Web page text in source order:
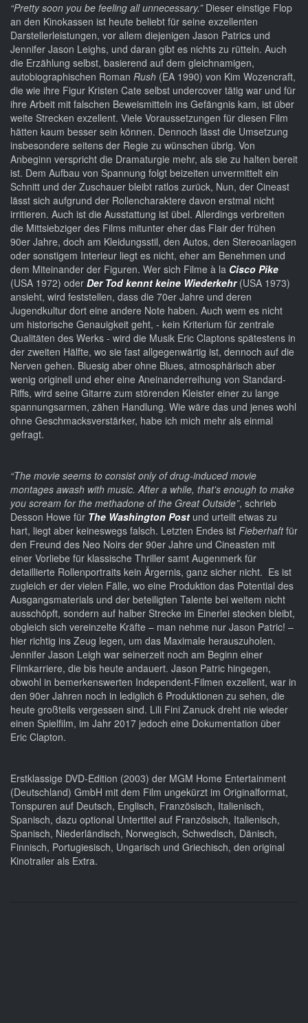
“Pretty soon you be feeling all unnecessary.” Dieser einstige Flop
an den Kinokassen ist heute beliebt für seine exzellenten
Darstellerleistungen, vor allem diejenigen Jason Patrics und
Jennifer Jason Leighs, und daran gibt es nichts zu rütteln. Auch
die Erzählung selbst, basierend auf dem gleichnamigen,
autobiographischen Roman Rush (EA 1990) von Kim Wozencraft,
die wie ihre Figur Kristen Cate selbst undercover tätig war und für
ihre Arbeit mit falschen Beweismitteln ins Gefängnis kam, ist über
weite Strecken exzellent. Viele Voraussetzungen für diesen Film
hätten kaum besser sein können. Dennoch lässt die Umsetzung
insbesondere seitens der Regie zu wünschen übrig. Von
Anbeginn verspricht die Dramaturgie mehr, als sie zu halten bereit
ist. Dem Aufbau von Spannung folgt beizeiten unvermittelt ein
Schnitt und der Zuschauer bleibt ratlos zurück, Nun, der Cineast
lässt sich aufgrund der Rollencharaktere davon erstmal nicht
irritieren. Auch ist die Ausstattung ist übel. Allerdings verbreiten
die Mittsiebziger des Films mitunter eher das Flair der frühen
90er Jahre, doch am Kleidungsstil, den Autos, den Stereoanlagen
oder sonstigem Interieur liegt es nicht, eher am Benehmen und
dem Miteinander der Figuren. Wer sich Filme à la Cisco Pike
(USA 1972) oder Der Tod kennt keine Wiederkehr(USA 1973)
ansieht, wird feststellen, dass die 70er Jahre und deren
Jugendkultur dort eine andere Note haben. Auch wem es nicht
um historische Genauigkeit geht, - kein Kriterium für zentrale
Qualitäten des Werks - wird die Musik Eric Claptons spätestens in
der zweiten Hälfte, wo sie fast allgegenwärtig ist, dennoch auf die
Nerven gehen. Bluesig aber ohne Blues, atmosphärisch aber
wenig originell und eher eine Aneinanderreihung von Standard-
Riffs, wird seine Gitarre zum störenden Kleister einer zu lange
spannungsarmen, zähen Handlung. Wie wäre das und jenes wohl
ohne Geschmacksverstärker, habe ich mich mehr als einmal
gefragt.
“The movie seems to consist only of drug-induced movie
montages awash with music. After a while, that's enough to make
you scream for the methadone of the Great Outside”, schrieb
Desson Howe für The Washington Post und urteilt etwas zu
hart, liegt aber keineswegs falsch. Letzten Endes ist Fieberhaftfür
den Freund des Neo Noirs der 90er Jahre und Cineasten mit
einer Vorliebe für klassische Thriller samt Augenmerk für
detaillierte Rollenportraits kein Ärgernis, ganz sicher nicht. Es ist
zugleich er der vielen Fälle, wo eine Produktion das Potential des
Ausgangsmaterials und der beteiligten Talente bei weitem nicht
ausschöpft, sondern auf halber Strecke im Einerlei stecken bleibt,
obgleich sich vereinzelte Kräfte – man nehme nur Jason Patric! –
hier richtig ins Zeug legen, um das Maximale herauszuholen.
Jennifer Jason Leigh war seinerzeit noch am Beginn einer
Filmkarriere, die bis heute andauert. Jason Patric hingegen,
obwohl in bemerkenswerten Independent-Filmen exzellent, war in
den 90er Jahren noch in lediglich 6 Produktionen zu sehen, die
heute großteils vergessen sind. Lili Fini Zanuck dreht nie wieder
einen Spielfilm, im Jahr 2017 jedoch eine Dokumentation über
Eric Clapton.
Erstklassige DVD-Edition (2003) der MGM Home Entertainment
(Deutschland) GmbH mit dem Film ungekürzt im Originalformat,
Tonspuren auf Deutsch, Englisch, Französisch, Italienisch,
Spanisch, dazu optional Untertitel auf Französisch, Italienisch,
Spanisch, Niederländisch, Norwegisch, Schwedisch, Dänisch,
Finnisch, Portugiesisch, Ungarisch und Griechisch, den original
Kinotrailer als Extra.